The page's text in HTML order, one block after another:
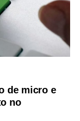
de micro e
no